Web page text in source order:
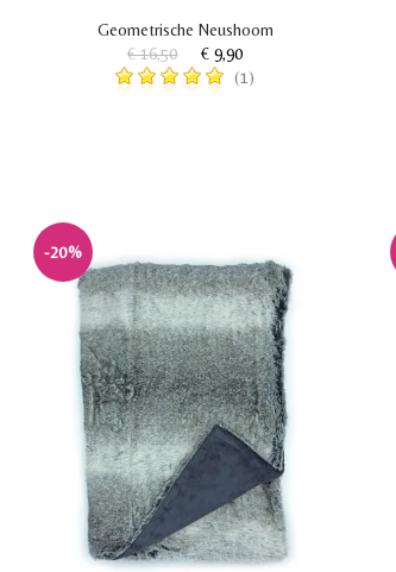
Geometrische Neushoorn
€ 16,50
€ 9,90
(1)
-20%